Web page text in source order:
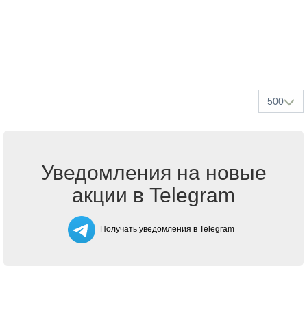
500
Уведомления на новые
акции в Telegram
Получать уведомления в Telegram